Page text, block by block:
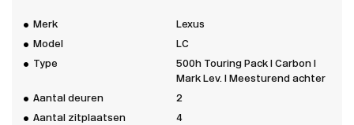
Merk
Lexus
Model
LC
Type
500h Touring Pack I Carbon I
Mark Lev. I Meesturend achter
Aantal deuren
2
Aantal zitplaatsen
4